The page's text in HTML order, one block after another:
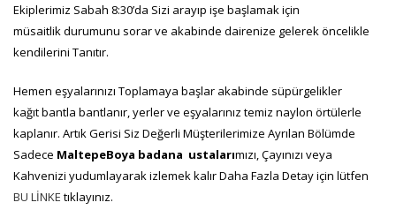
Ekiplerimiz Sabah 8:30’da Sizi arayıp işe başlamak için
müsaitlik durumunu sorar ve akabinde dairenize gelerek öncelikle
kendilerini Tanıtır.
Hemen eşyalarınızı Toplamaya başlar akabinde süpürgelikler
kağıt bantla bantlanır, yerler ve eşyalarınız temiz naylon örtülerle
kaplanır. Artık Gerisi Siz Değerli Müşterilerimize Ayrılan Bölümde
Sadece MaltepeBoya badana ustalarımızı, Çayınızı veya
Kahvenizi yudumlayarak izlemek kalır Daha Fazla Detay için lütfen
BU LİNKE tıklayınız.